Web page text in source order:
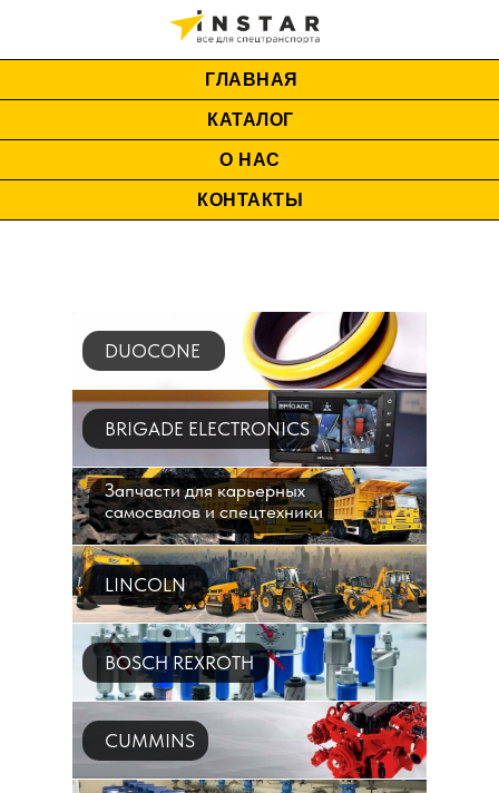
ГЛАВНАЯ
КАТАЛОГ
О НАС
КОНТАКТЫ
DUOCONE
BRIGADE ELECTRONICS
Запчасти для карьерных
самосвалов и спецтехники
LINCOLN
BOSCH REXROTH
CUMMINS